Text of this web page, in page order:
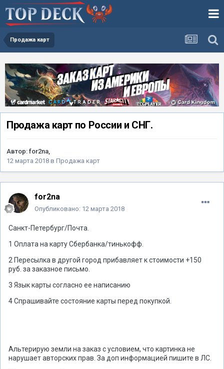
Продажа карт
Продажа карт по России и СНГ.
Автор: for2na
12 марта 2018 в Продажа карт
for2na
Опубликовано: 12 марта 2018
Санкт-Петербург/Почта.
1 Оплата на карту Сбербанка/тинькофф.
2 Пересылка в другой город прибавляет к стоимости +150
руб. за заказное письмо.
3 Язык карты согласно ее написанию
4 Спрашивайте состояние карты перед покупкой.
Альтерирую земли на заказ с условием, что картинка не
нарушает авторских прав. За доп информацией пишите в ЛС.